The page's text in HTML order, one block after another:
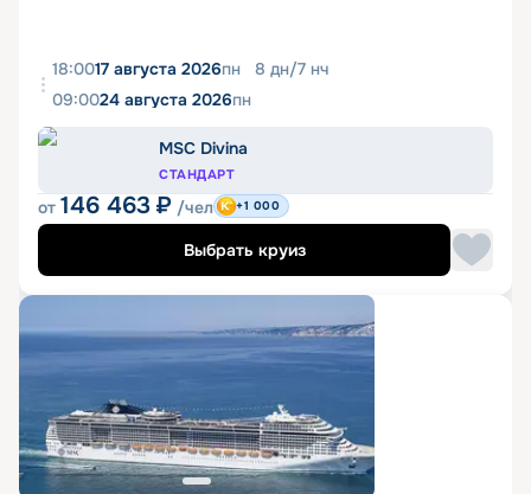
18:0017 августа 2026пн 8 дн/7 нч
09:0024 августа 2026пн
MSC Divina
СТАНДАРТ
от 146 463 ₽ /чел +1 000
Выбрать круиз